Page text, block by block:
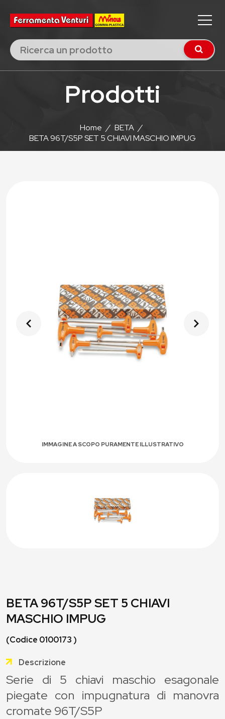
Prodotti
Home / BETA /
BETA 96T/S5P SET 5 CHIAVI MASCHIO IMPUG
IMMAGINE A SCOPO PURAMENTE ILLUSTRATIVO
BETA 96T/S5P SET 5 CHIAVI
MASCHIO IMPUG
(Codice 0100173 )
Descrizione
Serie di 5 chiavi maschio esagonale
piegate con impugnatura di manovra
cromate 96T/S5P